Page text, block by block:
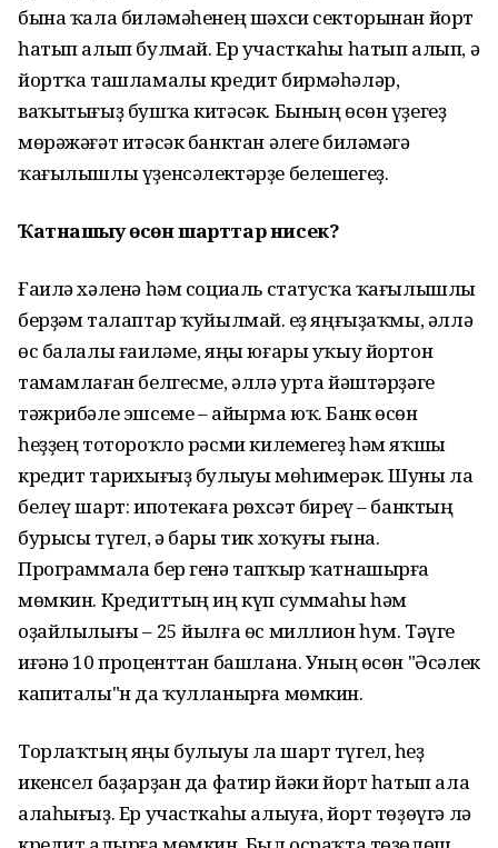
бына ҡала биләмәһенең шәхси секторынан йорт
һатып алып булмай. Ер участкаһы һатып алып, ә
йортҡа ташламалы кредит бирмәһәләр,
ваҡытығыҙ бушҡа китәсәк. Бының өсөн үҙегеҙ
мөрәжәғәт итәсәк банктан әлеге биләмәгә
ҡағылышлы үҙенсәлектәрҙе белешегеҙ.
Ҡатнашыу өсөн шарттар нисек?
Ғаилә хәленә һәм социаль статусҡа ҡағылышлы
берҙәм талаптар ҡуйылмай. Һеҙ яңғыҙаҡмы, әллә
өс балалы ғаиләме, яңы юғары уҡыу йортон
тамамлаған белгесме, әллә урта йәштәрҙәге
тәжрибәле эшсеме – айырма юҡ. Банк өсөн
һеҙҙең тотороҡло рәсми килемегеҙ һәм яҡшы
кредит тарихығыҙ булыуы мөһимерәк. Шуны ла
белеү шарт: ипотекаға рөхсәт биреү – банктың
бурысы түгел, ә бары тик хоҡуғы ғына.
Программала бер генә тапҡыр ҡатнашырға
мөмкин. Кредиттың иң күп суммаһы һәм
оҙайлылығы – 25 йылға өс миллион һум. Тәүге
иғәнә 10 проценттан башлана. Уның өсөн "Әсәлек
капиталы"н да ҡулланырға мөмкин.
Торлаҡтың яңы булыуы ла шарт түгел, һеҙ
икенсел баҙарҙан да фатир йәки йорт һатып ала
алаһығыҙ. Ер участкаһы алыуға, йорт төҙөүгә лә